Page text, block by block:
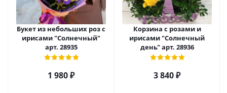
Букет из небольших роз с
ирисами "Солнечный"
арт. 28935
1 980₽
Корзина с розами и
ирисами "Солнечный
день" арт. 28936
3 840₽